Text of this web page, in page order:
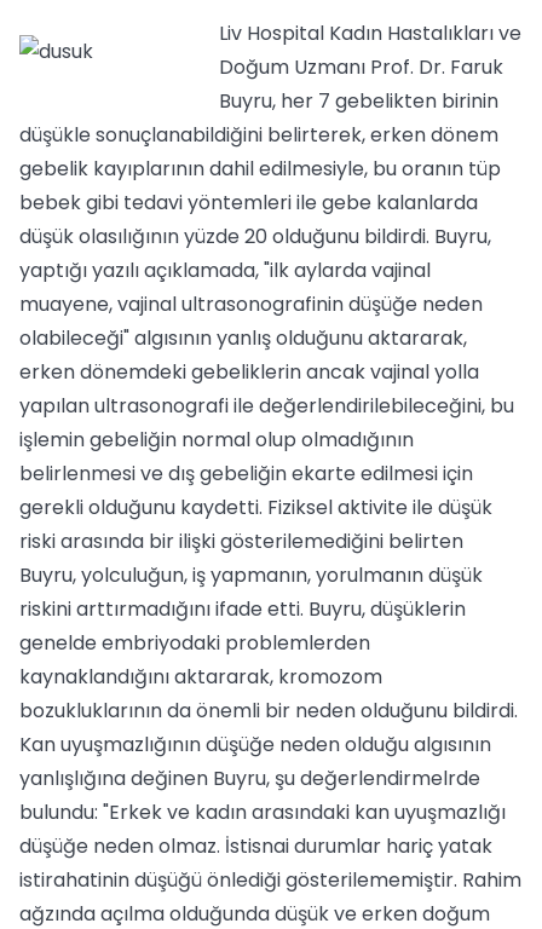
Liv Hospital Kadın Hastalıkları ve
Doğum Uzmanı Prof. Dr. Faruk
Buyru, her 7 gebelikten birinin
düşükle sonuçlanabildiğini belirterek, erken dönem
gebelik kayıplarının dahil edilmesiyle, bu oranın tüp
bebek gibi tedavi yöntemleri ile gebe kalanlarda
düşük olasılığının yüzde 20 olduğunu bildirdi. Buyru,
yaptığı yazılı açıklamada, "ilk aylarda vajinal
muayene, vajinal ultrasonografinin düşüğe neden
olabileceği" algısının yanlış olduğunu aktararak,
erken dönemdeki gebeliklerin ancak vajinal yolla
yapılan ultrasonografi ile değerlendirilebileceğini, bu
işlemin gebeliğin normal olup olmadığının
belirlenmesi ve dış gebeliğin ekarte edilmesi için
gerekli olduğunu kaydetti. Fiziksel aktivite ile düşük
riski arasında bir ilişki gösterilemediğini belirten
Buyru, yolculuğun, iş yapmanın, yorulmanın düşük
riskini arttırmadığını ifade etti. Buyru, düşüklerin
genelde embriyodaki problemlerden
kaynaklandığını aktararak, kromozom
bozukluklarının da önemli bir neden olduğunu bildirdi.
Kan uyuşmazlığının düşüğe neden olduğu algısının
yanlışlığına değinen Buyru, şu değerlendirmelrde
bulundu: "Erkek ve kadın arasındaki kan uyuşmazlığı
düşüğe neden olmaz. İstisnai durumlar hariç yatak
istirahatinin düşüğü önlediği gösterilememiştir. Rahim
ağzında açılma olduğunda düşük ve erken doğum